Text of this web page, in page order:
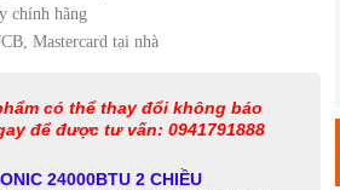
chính hãng
Mastercard tại nhà
có thể thay đổi không báo
để được tư vấn: 0941791888
24000BTU 2 CHIỀU